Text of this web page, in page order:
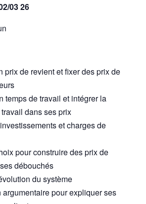
03 26
prix de revient et fixer des prix de
temps de travail et intégrer la
dans ses prix
et charges de
pour construire des prix de
débouchés
du système
argumentaire pour expliquer ses